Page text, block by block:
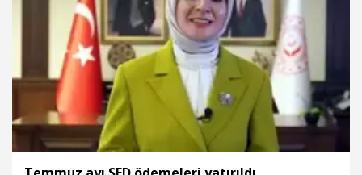
16.07.2026 Politika